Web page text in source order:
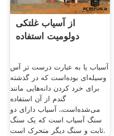
از آسیاب غلتکی
دولومیت استفاده
آسیاب یا به عبارت درست تر آس
وسیله‌ای بوده‌است که در گذشته
برای خرد کردن دانه‌هایی مانند
گندم از آن استفاده
می‌شده‌است.. آسیاب دارای دو
سنگ آسیاب است که یک سنگ
ثابت و سنگ دیگر متحرک است.